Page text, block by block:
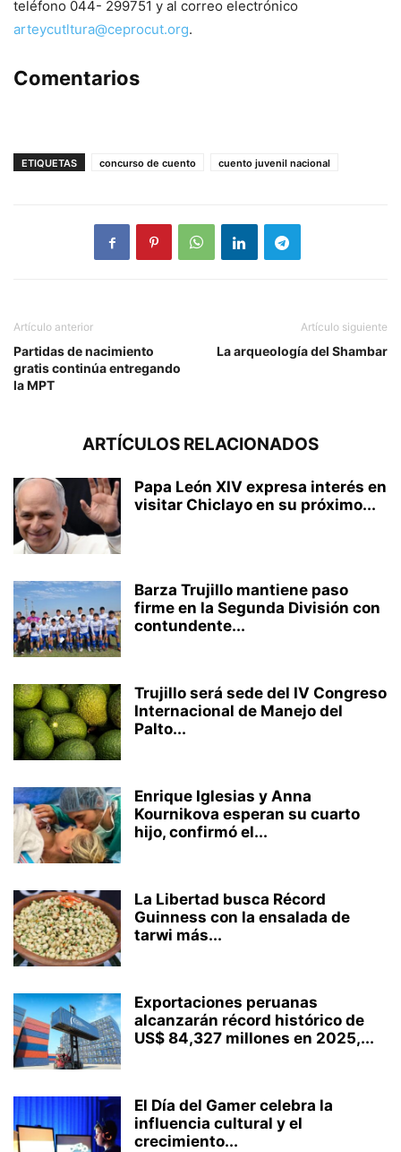
teléfono 044- 299751 y al correo electrónico
arteycutltura@ceprocut.org.
Comentarios
ETIQUETAS concurso de cuento cuento juvenil nacional
Artículo anterior
Partidas de nacimiento
gratis continúa entregando
la MPT
Artículo siguiente
La arqueología del Shambar
ARTÍCULOS RELACIONADOS
Papa León XIV expresa interés en
visitar Chiclayo en su próximo...
Barza Trujillo mantiene paso
firme en la Segunda División con
contundente...
Trujillo será sede del IV Congreso
Internacional de Manejo del
Palto...
Enrique Iglesias y Anna
Kournikova esperan su cuarto
hijo, confirmó el...
La Libertad busca Récord
Guinness con la ensalada de
tarwi más...
Exportaciones peruanas
alcanzarán récord histórico de
US$ 84,327 millones en 2025,...
El Día del Gamer celebra la
influencia cultural y el
crecimiento...